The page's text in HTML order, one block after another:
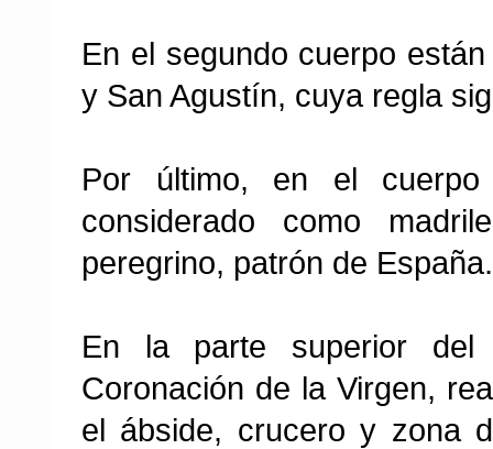
En el segundo cuerpo
y San Agustín, cuya regla
Por último, en el
considerado como
peregrino, patrón de España.
En la parte superior
Coronación de la Virgen,
el ábside, crucero y zona